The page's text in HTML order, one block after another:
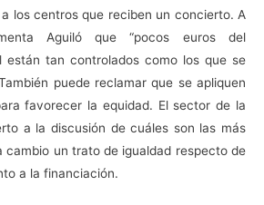
los centros que reciben un concierto. A
Aguiló que “pocos euros del
están tan controlados como los que se
puede reclamar que se apliquen
favorecer la equidad. El sector de la
a la discusión de cuáles son las más
cambio un trato de igualdad respecto de
a la financiación.